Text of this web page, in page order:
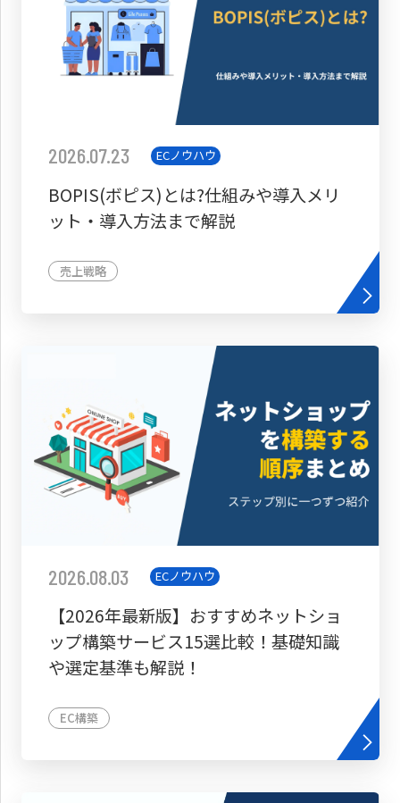
2026.07.23 ECノウハウ
BOPIS(ボピス)とは?仕組みや導入メリ
ット・導入方法まで解説
売上戦略
2026.08.03 ECノウハウ
【2026年最新版】おすすめネットショ
ップ構築サービス15選比較！基礎知識
や選定基準も解説！
EC構築